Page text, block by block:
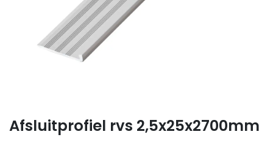
Afsluitprofiel rvs 2,5x25x2700mm